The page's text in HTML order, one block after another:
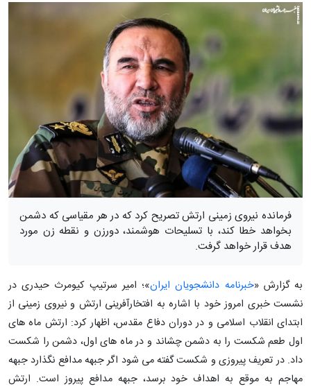
فرمانده نیروی زمینی ارتش تصریح کرد که در هر مقیاسی که دشمن
بخواهد خطا کند، با تسلیحات هوشمند، دورزن و نقطه زن مورد
هدف قرار خواهد گرفت.
به گزارش «خبرنامه دانشجویان ایران»؛ امیر سرتیپ کیومرث حیدری در
نشست خبری امروز خود با اشاره به افتخارآفرینی ارتش و نیروی زمینی از
ابتدای انقلاب اسلامی و در دوران دفاع مقدس، اظهار کرد: ارتش ماه های
اول طعم شکست را به دشمن چشاند و در ماه های اول، دشمن را شکست
داد. در تعریف پیروزی و شکست گفته می شود اگر جبهه مدافع نگذارد جبهه
مهاجم به موقع به اهداف خود برسد، جبهه مدافع پیروز است. ارتش